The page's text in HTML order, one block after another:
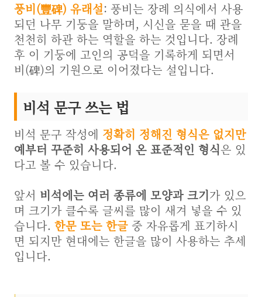
풍비(豐碑) 유래설: 풍비는 장례 의식에서 사용
되던 나무 기둥을 말하며, 시신을 묻을 때 관을
천천히 하관 하는 역할을 하는 것입니다. 장례
후 이 기둥에 고인의 공덕을 기록하게 되면서
비(碑)의 기원으로 이어졌다는 설입니다.
비석 문구 쓰는 법
비석 문구 작성에 정확히 정해진 형식은 없지만
예부터 꾸준히 사용되어 온 표준적인 형식은 있
다고 볼 수 있습니다.
앞서 비석에는 여러 종류에 모양과 크기가 있으
며 크기가 클수록 글씨를 많이 새겨 넣을 수 있
습니다. 한문 또는 한글 중 자유롭게 표기하시
면 되지만 현대에는 한글을 많이 사용하는 추세
입니다.